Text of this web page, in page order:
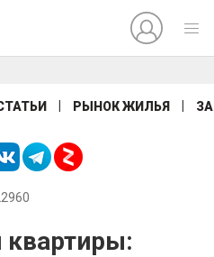
РЫНОК ЖИЛЬЯ